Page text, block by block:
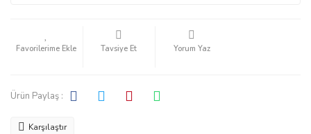
Tavsiye Et Yorum Yaz
Ürün Paylaş :
Karşılaştır